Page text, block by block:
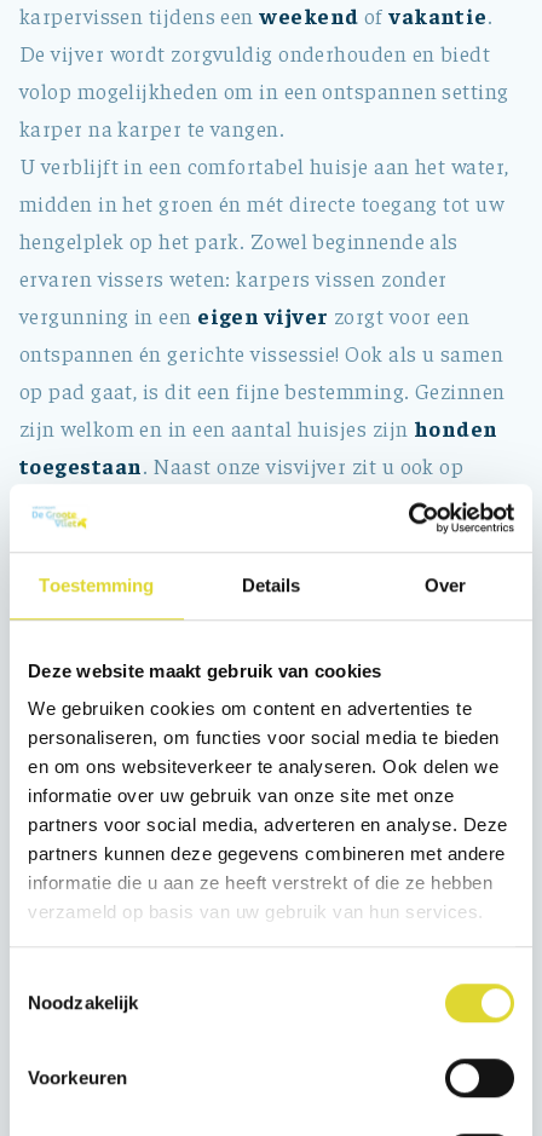
Toestemming Details Over
Deze website maakt gebruik van cookies
We gebruiken cookies om content en advertenties te
personaliseren, om functies voor social media te bieden
en om ons websiteverkeer te analyseren. Ook delen we
informatie over uw gebruik van onze site met onze
partners voor social media, adverteren en analyse. Deze
partners kunnen deze gegevens combineren met andere
informatie die u aan ze heeft verstrekt of die ze hebben
verzameld op basis van uw gebruik van hun services.
Noodzakelijk
Voorkeuren
karpervissen tijdens eenweekend ofvakantie.
De vijver wordt zorgvuldig onderhouden en biedt
volop mogelijkheden om in een ontspannen setting
karper na karper te vangen.
U verblijft in een comfortabel huisje aan het water,
midden in het groen én mét directe toegang tot uw
hengelplek op het park. Zowel beginnende als
ervaren vissers weten: karpers vissen zonder
vergunning in een eigen vijver zorgt voor een
ontspannen én gerichte vissessie! Ook als u samen
op pad gaat, is dit een fijne bestemming. Gezinnen
zijn welkom en in een aantal huisjes zijn honden
toegestaan. Naast onze visvijver zit u ook op
loopafstand van het IJsselmeer. In het kort, de
voordelen van verblijf bij ons voor uw visvakantie:
Rustige karpervijver op het park (alleen voor
gasten)
Huisjes aan of nabij het water, midden in het
groen
IJsselmeer op loopafstand voor extra
vismogelijkheden
Geschikt voor een weekend wegof een langere
karpervisvakantie
E-mail ons
Karpervissen met huisje:
comfort en vissen op één